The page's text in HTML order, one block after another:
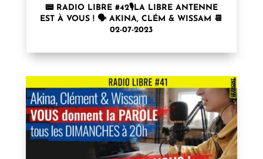
📟 RADIO LIBRE #42🎙LA LIBRE ANTENNE
EST À VOUS ! 🗣 AKINA, CLÉM & WISSAM 📆
02-07-2023